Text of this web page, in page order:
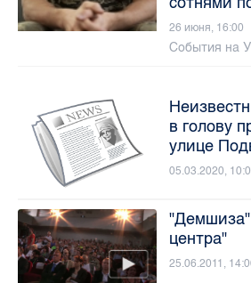
26 июня, 16:00
События на
в голову
улице
05.03.2020,
"Демшиза"
центра"
25.06.2011,